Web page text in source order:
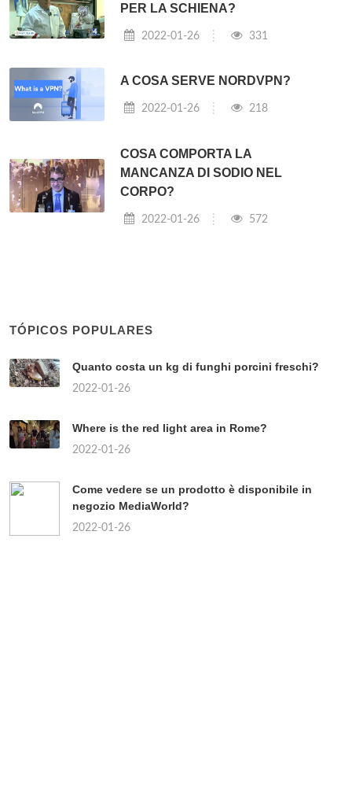
PER LA SCHIENA?
2022-01-26 331
A COSA SERVE NORDVPN?
2022-01-26 218
COSA COMPORTA LA
MANCANZA DI SODIO NEL
CORPO?
2022-01-26 572
TÓPICOS POPULARES
Quanto costa un kg di funghi porcini freschi?
2022-01-26
Where is the red light area in Rome?
2022-01-26
Come vedere se un prodotto è disponibile in
negozio MediaWorld?
2022-01-26